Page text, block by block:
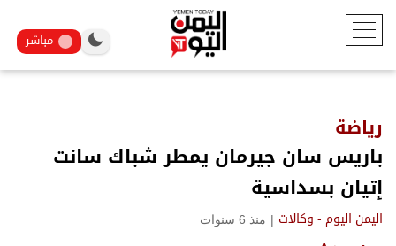
مباشر
رياضة
باريس سان جيرمان يمطر شباك سانت
إتيان بسداسية
اليمن اليوم - وكالات | منذ 6 سنوات